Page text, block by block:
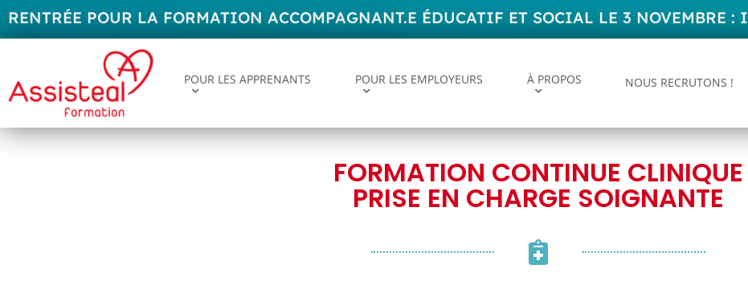
RENTRÉE POUR LA FORMATION ACCOMPAGNANT.E ÉDUCATIF ET SOCIAL LE 3 NOVEMBRE : I
POUR LES APPRENANTS POUR LES EMPLOYEURS À PROPOS NOUS RECRUTONS !
FORMATION CONTINUE CLINIQUE
PRISE EN CHARGE SOIGNANTE